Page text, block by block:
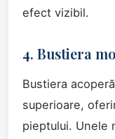
efect vizibil.
4. Bustiera
Bustiera
superioare,
pieptului. Unele